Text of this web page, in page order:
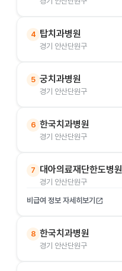
4 탑치과병원
경기 안산단원구
5 궁치과병원
경기 안산단원구
6 한국치과병원
경기 안산단원구
7 대아의료재단한도병원
경기 안산단원구
비급여 정보 자세히보기 open_in_new
8 한국치과병원
경기 안산단원구